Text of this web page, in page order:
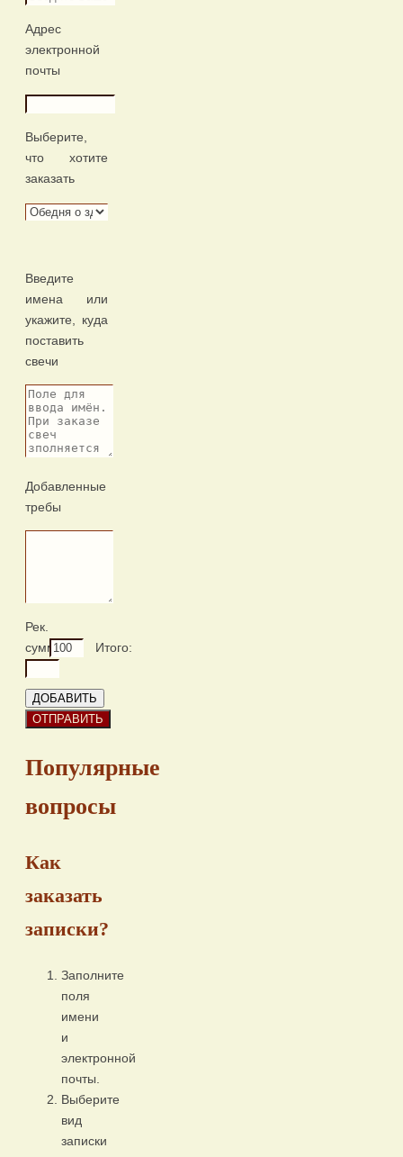
Адрес
электронной
почты
Выберите,
что хотите
заказать
Введите
имена или
укажите, куда
поставить
свечи
Добавленные
требы
Рек.
сумм.:
Итого:
Популярные
вопросы
Как
заказать
записки?
Заполните
поля
имени
и
электронной
почты.
Выберите
вид
записки